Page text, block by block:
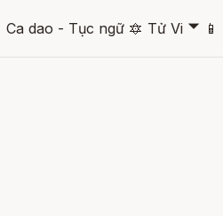
Ca dao - Tục ngữ 🔯 Tử Vi 🞃 📱